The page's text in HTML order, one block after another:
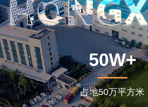
50W+
占地50万平方米